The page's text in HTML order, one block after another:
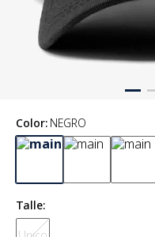
Color: NEGRO
Talle